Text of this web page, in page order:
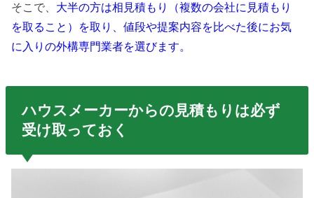
そこで、 大半の方は相見積もり（複数の会社に見積もり
を取ること）を取り、値段や提案内容を比べた後にお気
に入りの外構専門業者を選びます。
ハウスメーカーからの見積もりは必ず
受け取っておく